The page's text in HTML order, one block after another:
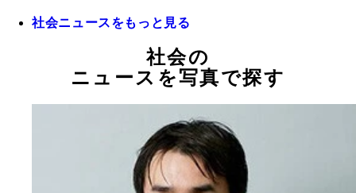
社会ニュースをもっと見る
社会の
ニュースを写真で探す